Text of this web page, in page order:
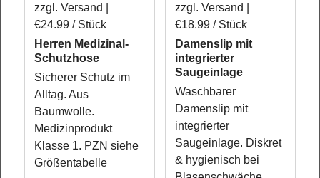
zzgl. Versand
€24.99 / Stück
Herren Medizinal-
Schutzhose
Sicherer Schutz im
Alltag. Aus
Baumwolle.
Medizinprodukt
Klasse 1. PZN siehe
Größentabelle
zzgl. Versand
€18.99 / Stück
Damenslip mit
integrierter
Saugeinlage
Waschbarer
Damenslip mit
integrierter
Saugeinlage. Diskret
& hygienisch bei